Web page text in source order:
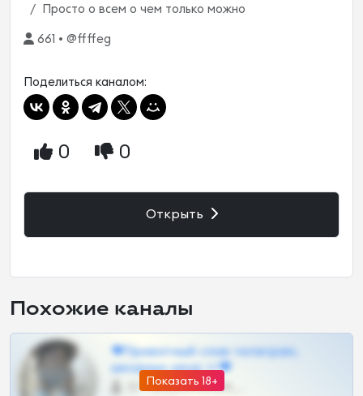
Просто о всем о чем только можно
661 • @ffffeg
Поделиться каналом:
0 0
Открыть
Похожие каналы
Показать 18+
❤Приватный слив телеграм,
шкодных шкур тг❤
57 •